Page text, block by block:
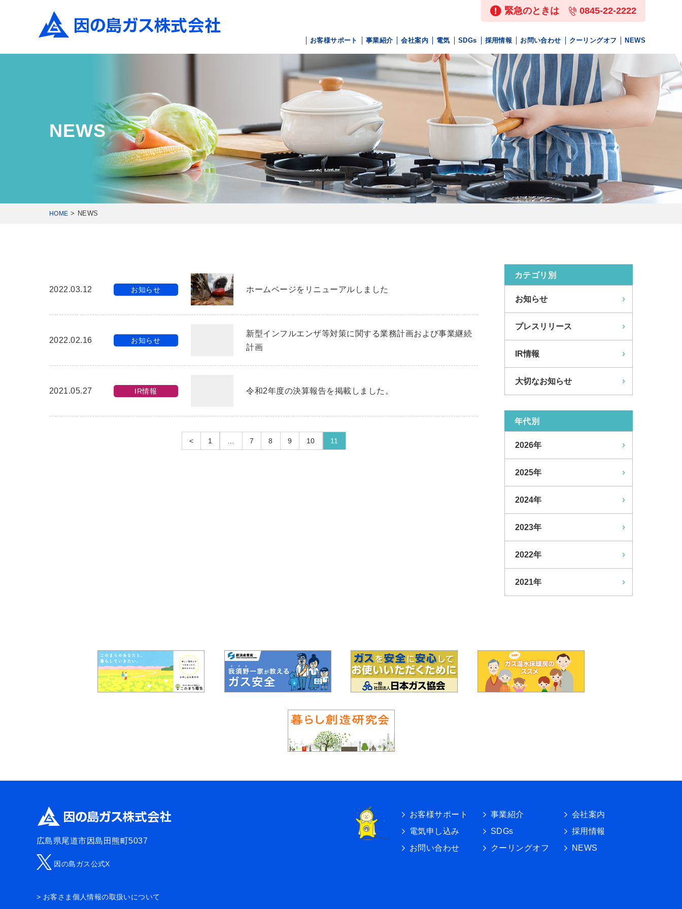
緊急のときは 0845-22-2222
お客様サポート 事業紹介 会社案内 電気 SDGs 採用情報 お問い合わせ クーリングオフ NEWS
NEWS
HOME NEWS
2022.03.12 お知らせ ホームページをリニューアルしました
2022.02.16 お知らせ
新型インフルエンザ等対策に関する業務計画および事業継続
計画
2021.05.27 IR情報 令和2年度の決算報告を掲載しました。
< 1 7 8 9 10 11
カテゴリ別
お知らせ
プレスリリース
IR情報
大切なお知らせ
年代別
2026年
2025年
2024年
2023年
2022年
2021年
広島県尾道市因島田熊町5037
因の島ガス公式X
お客様サポート 事業紹介
会社案内
電気申し込み
SDGs
採用情報
お問い合わせ
クーリングオフ NEWS
> お客さま個人情報の取扱いについて